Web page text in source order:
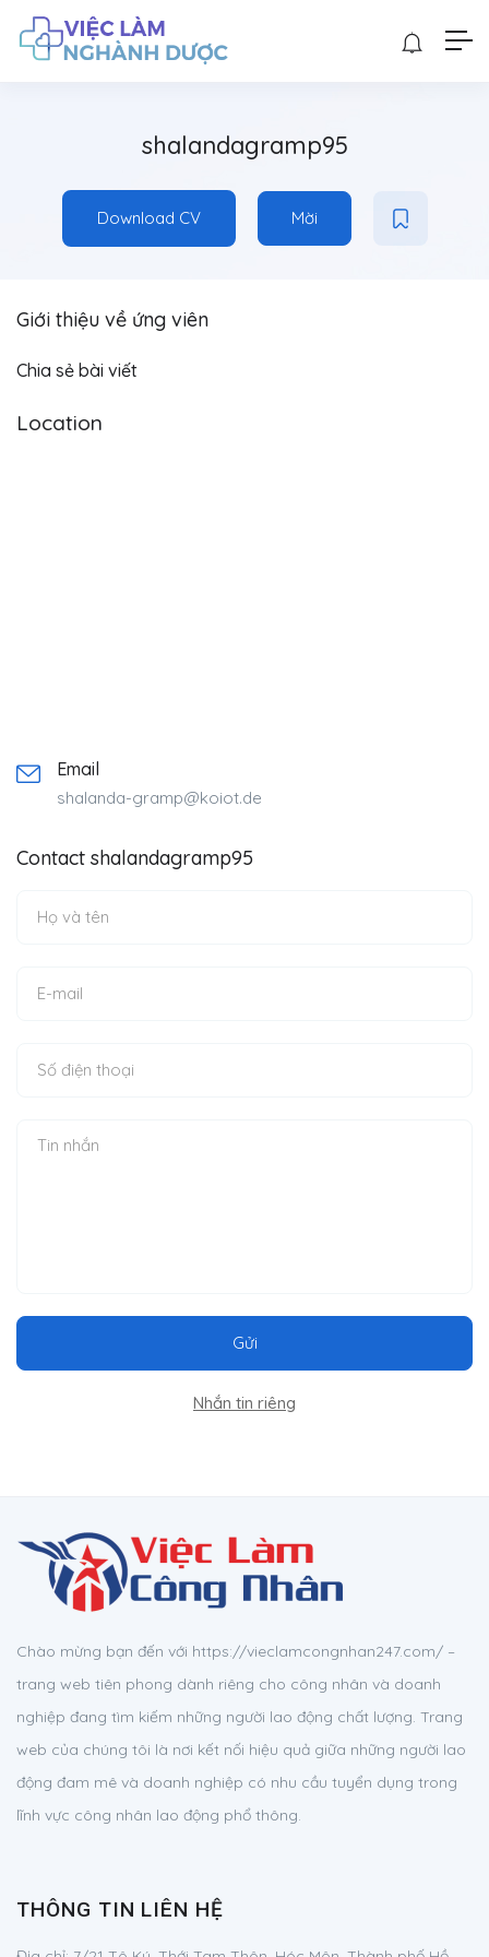
shalandagramp95
Download CV Mời
Giới thiệu về ứng viên
Chia sẻ bài viết
Location
Email
shalanda-gramp@koiot.de
Contact shalandagramp95
Gửi
Nhắn tin riêng
Chào mừng bạn đến với https://vieclamcongnhan247.com/ –
trang web tiên phong dành riêng cho công nhân và doanh
nghiệp đang tìm kiếm những người lao động chất lượng. Trang
web của chúng tôi là nơi kết nối hiệu quả giữa những người lao
động đam mê và doanh nghiệp có nhu cầu tuyển dụng trong
lĩnh vực công nhân lao động phổ thông.
THÔNG TIN LIÊN HỆ